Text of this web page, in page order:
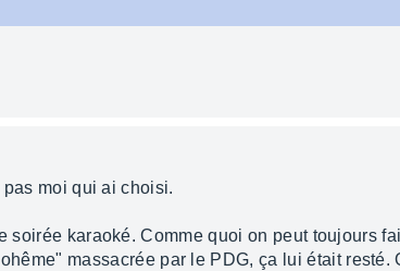
moi qui ai choisi.
soirée karaoké. Comme quoi on peut toujours
massacrée par le PDG, ça lui était